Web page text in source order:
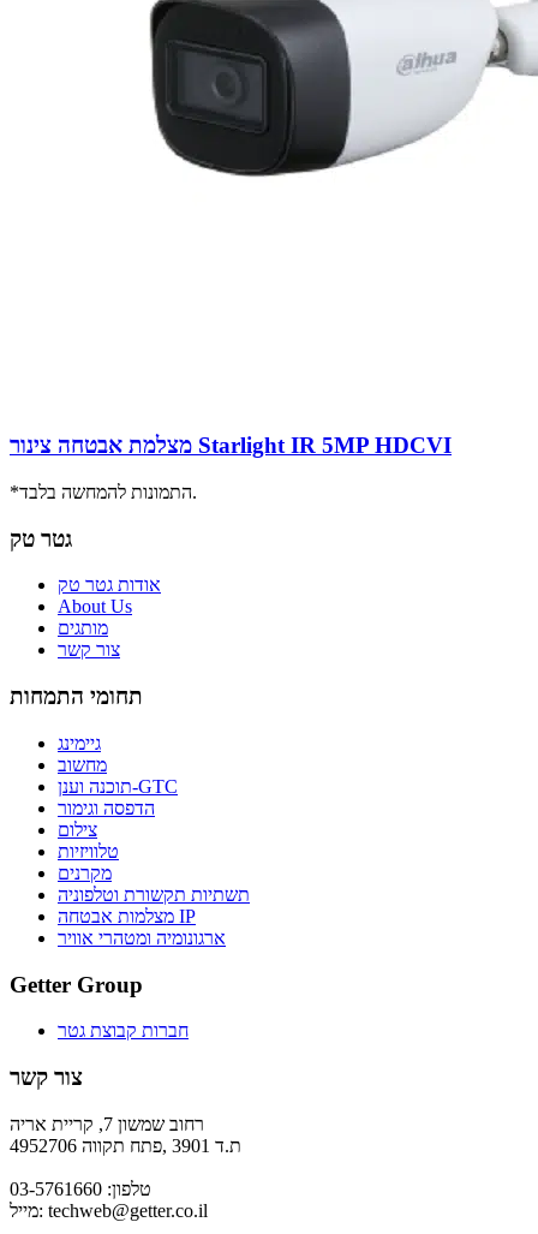
מצלמת אבטחה צינור Starlight IR 5MP HDCVI
*התמונות להמחשה בלבד.
גטר טק
אודות גטר טק
About Us
מותגים
צור קשר
תחומי התמחות
גיימינג
מחשוב
תוכנה וענן-GTC
הדפסה וגימור
צילום
טלוויזיות
מקרנים
תשתיות תקשורת וטלפוניה
מצלמות אבטחה IP
ארגונומיה ומטהרי אוויר
Getter Group
חברות קבוצת גטר
צור קשר
רחוב שמשון 7, קריית אריה
ת.ד 3901 ,פתח תקווה 4952706
טלפון: 03-5761660
מייל: techweb@getter.co.il